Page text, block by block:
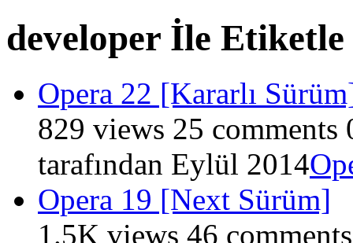
developer İle Etiketle
Opera 22 [Kararlı
829 views 25 comments
tarafından Eylül 2014
Opera 19 [Next Sürüm]
1.5K views 46 comments